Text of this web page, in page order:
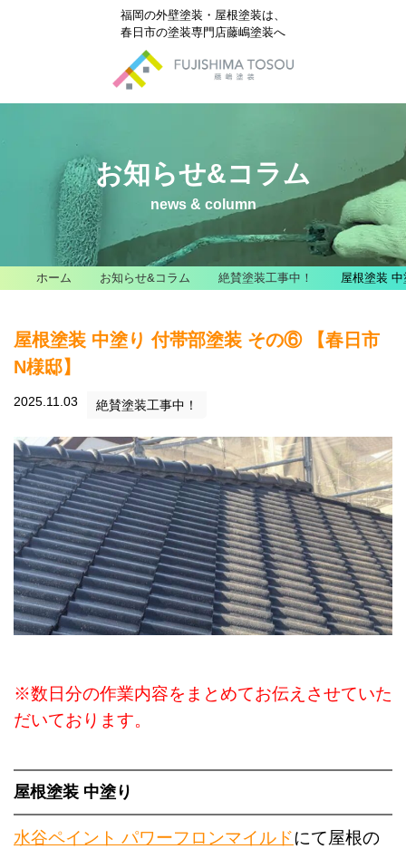
福岡の外壁塗装・屋根塗装は、
春日市の塗装専門店藤嶋塗装へ
お知らせ&コラム
news & column
ホーム お知らせ&コラム 絶賛塗装工事中！ 屋根塗装
屋根塗装 中塗り 付帯部塗装 その⑥ 【春日市
N様邸】
2025.11.03 絶賛塗装工事中！
※数日分の作業内容をまとめてお伝えさせていた
だいております。
屋根塗装 中塗り
水谷ペイント パワーフロンマイルドにて屋根の